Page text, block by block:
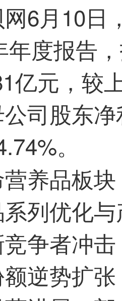
6月10日
年度报告
亿元，较
司股东
。
养品板
列优化
争者冲
逆势扩